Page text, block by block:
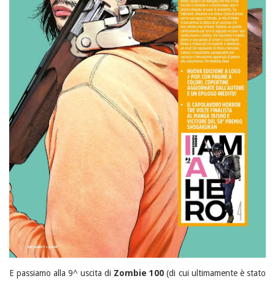
E passiamo alla 9^ uscita di Zombie 100 (di cui ultimamente è stato